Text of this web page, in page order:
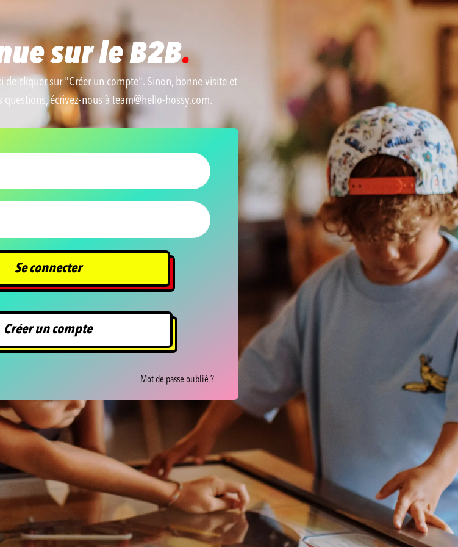
sur le B2B.
de cliquer sur "Créer un compte". Sinon, bonne visite et
questions, écrivez-nous à team@hello-hossy.com.
Se connecter
Créer un compte
Mot de passe oublié ?